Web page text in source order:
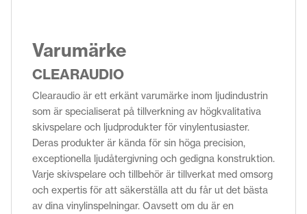
Varumärke
CLEARAUDIO
Clearaudio är ett erkänt varumärke inom ljudindustrin
som är specialiserat på tillverkning av högkvalitativa
skivspelare och ljudprodukter för vinylentusiaster.
Deras produkter är kända för sin höga precision,
exceptionella ljudåtergivning och gedigna konstruktion.
Varje skivspelare och tillbehör är tillverkat med omsorg
och expertis för att säkerställa att du får ut det bästa
av dina vinylinspelningar. Oavsett om du är en